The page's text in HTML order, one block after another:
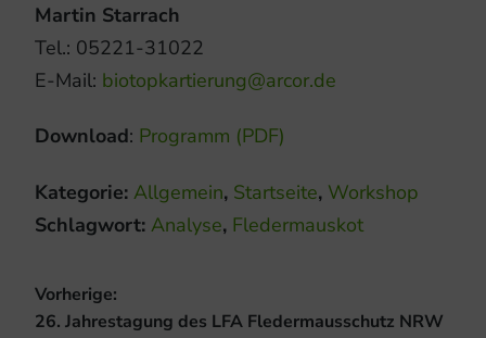
Martin Starrach
Tel.: 05221-31022
E-Mail: biotopkartierung@arcor.de
Download: Programm (PDF)
Kategorie: Allgemein, Startseite, Workshop
Schlagwort: Analyse, Fledermauskot
Beitragsnavigation
Vorherige:
Vorheriger
26. Jahrestagung des LFA Fledermausschutz NRW